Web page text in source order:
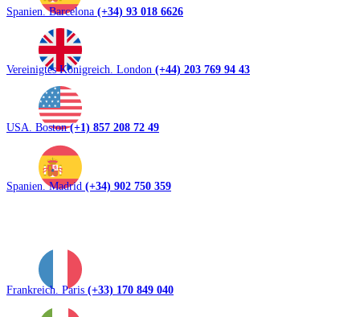
Spanien. Barcelona (+34) 93 018 6626
Vereinigtes Königreich. London (+44) 203 769 94 43
USA. Boston(+1) 857 208 72 49
Spanien. Madrid (+34) 902 750 359
Frankreich. Paris (+33) 170 849 040